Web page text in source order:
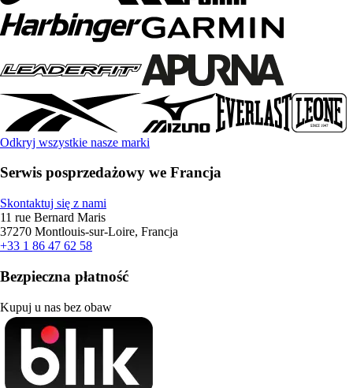
Odkryj wszystkie nasze marki
Serwis posprzedażowy we Francja
Skontaktuj się z nami
11 rue Bernard Maris
37270 Montlouis-sur-Loire, Francja
+33 1 86 47 62 58
Bezpieczna płatność
Kupuj u nas bez obaw